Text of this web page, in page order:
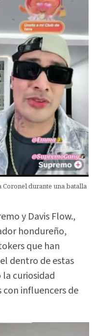
durante una batalla
y Davis Flow.,
hondureño,
que han
dentro de estas
curiosidad
con influencers de